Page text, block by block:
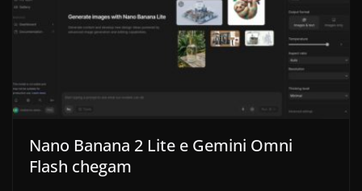
Nano Banana 2 Lite e Gemini Omni
Flash chegam